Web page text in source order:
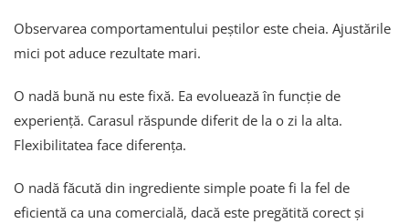
Observarea comportamentului peștilor este cheia. Ajustările
mici pot aduce rezultate mari.
O nadă bună nu este fixă. Ea evoluează în funcție de
experiență. Carasul răspunde diferit de la o zi la alta.
Flexibilitatea face diferența.
O nadă făcută din ingrediente simple poate fi la fel de
eficientă ca una comercială, dacă este pregătită corect și